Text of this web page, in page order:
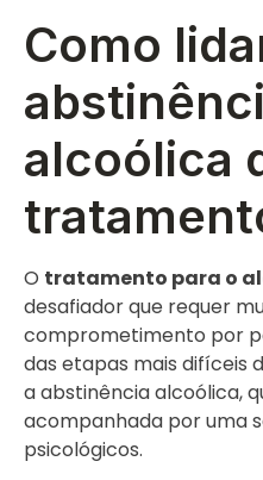
Como
alcoólica
O tratamento para o
desafiador que requer
comprometimento por
das etapas mais difíceis
a abstinência alcoólica,
acompanhada por uma
psicológicos.